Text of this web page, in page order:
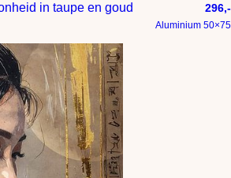
in taupe en goud 296,-
Aluminium 50×75